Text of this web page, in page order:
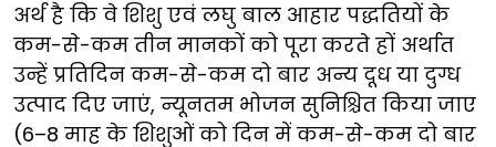
अर्थ है कि वे शिशु एवं लघु बाल आहार पद्धतियों के
कम-से-कम तीन मानकों को पूरा करते हों अर्थात
उन्हें प्रतिदिन कम-से-कम दो बार अन्य दूध या दुग्ध
उत्पाद दिए जाएं, न्यूनतम भोजन सुनिश्चित किया जाए
(6–8 माह के शिशुओं को दिन में कम-से-कम दो बार